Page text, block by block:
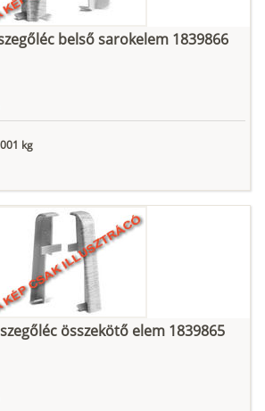
belső sarokelem 1839866
kg
összekötő elem 1839865